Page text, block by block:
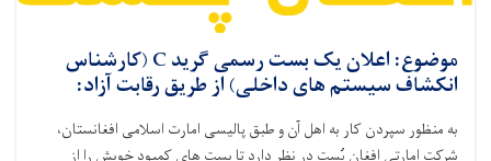
موضوع: اعلان یک بست رسمی گرید C (کارشناس
انکشاف سیستم های داخلی) از طریق رقابت آزاد:
به منظور سپردن کار به اهل آن و طبق پالیسی امارت اسلامی افغانستان،